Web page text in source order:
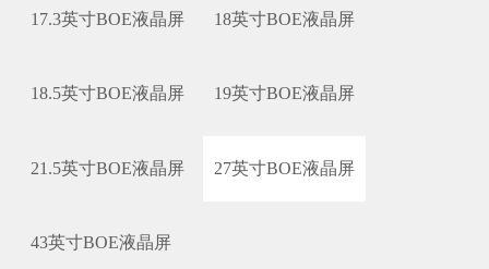
17.3英寸BOE液晶屏 18英寸BOE液晶屏
18.5英寸BOE液晶屏 19英寸BOE液晶屏
21.5英寸BOE液晶屏 27英寸BOE液晶屏
43英寸BOE液晶屏